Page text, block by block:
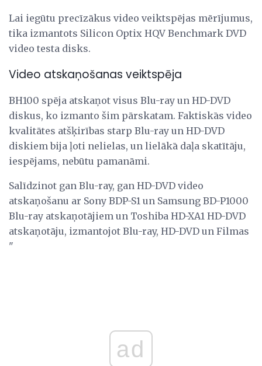
Lai iegūtu precīzākus video veiktspējas mērījumus,
tika izmantots Silicon Optix HQV Benchmark DVD
video testa disks.
Video atskaņošanas veiktspēja
BH100 spēja atskaņot visus Blu-ray un HD-DVD
diskus, ko izmanto šim pārskatam. Faktiskās video
kvalitātes atšķirības starp Blu-ray un HD-DVD
diskiem bija ļoti nelielas, un lielākā daļa skatītāju,
iespējams, nebūtu pamanāmi.
Salīdzinot gan Blu-ray, gan HD-DVD video
atskaņošanu ar Sony BDP-S1 un Samsung BD-P1000
Blu-ray atskaņotājiem un Toshiba HD-XA1 HD-DVD
atskaņotāju, izmantojot Blu-ray, HD-DVD un Filmas
"
ad